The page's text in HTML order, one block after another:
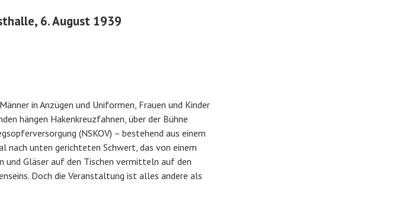
6. August 1939
in Anzügen und Uniformen, Frauen und Kinder
hängen Hakenkreuzfahnen, über der Bühne
(NSKOV) – bestehend aus einem
nach unten gerichteten Schwert, das von einem
und Gläser auf den Tischen vermitteln auf den
Doch die Veranstaltung ist alles andere als